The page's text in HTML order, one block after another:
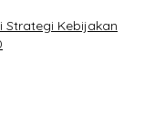
Strategi Kebijakan